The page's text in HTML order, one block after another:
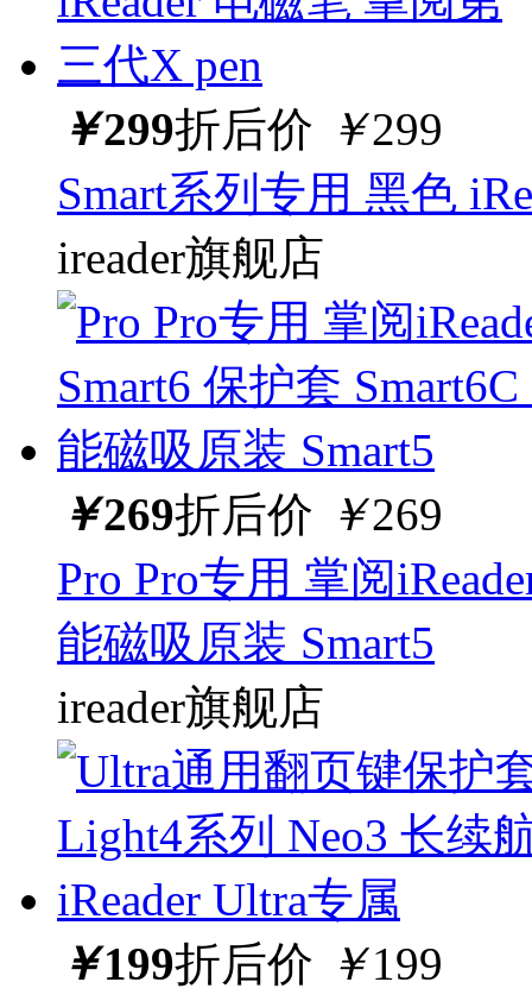
￥299折后价 ￥299
Smart系列专用 黑色
ireader旗舰店
￥269折后价 ￥269
Pro Pro专用 掌阅
能磁吸原装 Smart5
ireader旗舰店
￥199折后价 ￥199